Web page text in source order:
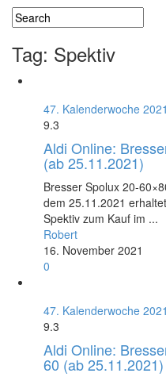
Tag: Spektiv
47. Kalenderwoche 2021
9.3
Aldi Online:
(ab 25.11.2021)
Bresser Spolux 20-
dem 25.11.2021
Spektiv zum Kauf im ...
Robert
16. November 2021
0
47. Kalenderwoche 2021
9.3
Aldi Online:
60 (ab 25.11.2021)